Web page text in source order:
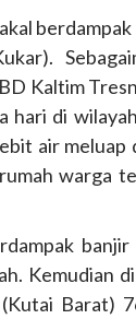
Kaltim
hari di
air
warga
Kemudian
Barat)